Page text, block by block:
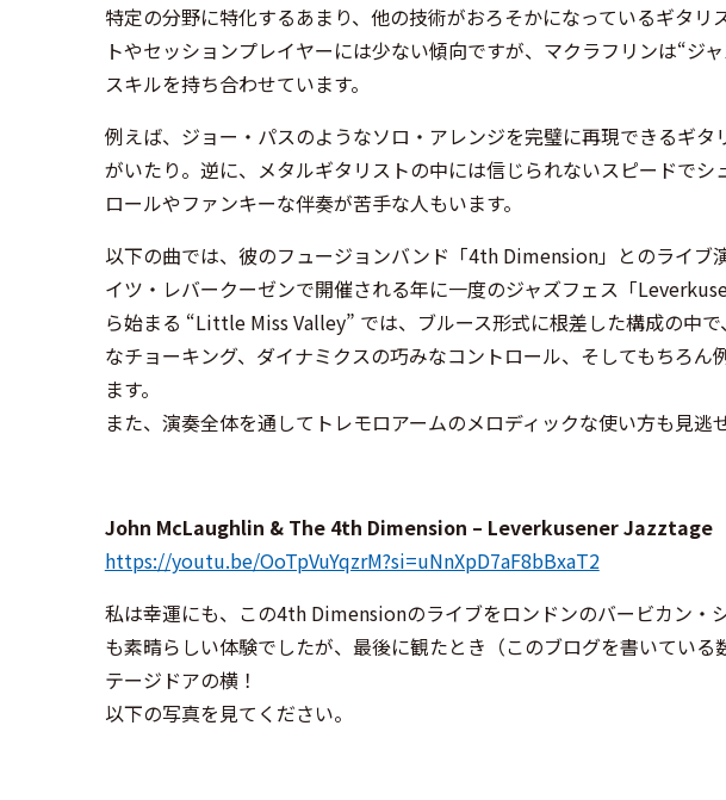
特定の分野に特化するあまり、他の技術がおろそかになっているギタ
トやセッションプレイヤーには少ない傾向ですが、マクラフリンは“ジ
スキルを持ち合わせています。
例えば、ジョー・パスのようなソロ・アレンジを完璧に再現できるギ
がいたり。逆に、メタルギタリストの中には信じられないスピードで
ロールやファンキーな伴奏が苦手な人もいます。
以下の曲では、彼のフュージョンバンド「4th Dimension」とのライブ
イツ・レバークーゼンで開催される年に一度のジャズフェス「
ら始まる “Little Miss Valley” では、ブルース形式に根差した構成の中
なチョーキング、ダイナミクスの巧みなコントロール、そしてもちろ
ます。
また、演奏全体を通してトレモロアームのメロディックな使い方も見逃
John McLaughlin & The 4th Dimension – Leverkusener Jazztage
https://youtu.be/OoTpVuYqzrM?si=uNnXpD7aF8bBxaT2
私は幸運にも、この4th Dimensionのライブをロンドンのバービカン・
も素晴らしい体験でしたが、最後に観たとき（このブログを書いてい
テージドアの横！
以下の写真を見てください。